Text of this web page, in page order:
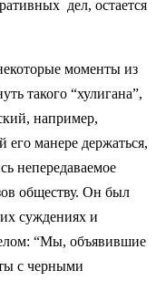
дел, остается
моменты из
такого “хулигана”,
например,
манере держаться,
непередаваемое
обществу. Он был
суждениях и
“Мы, объявившие
с черными